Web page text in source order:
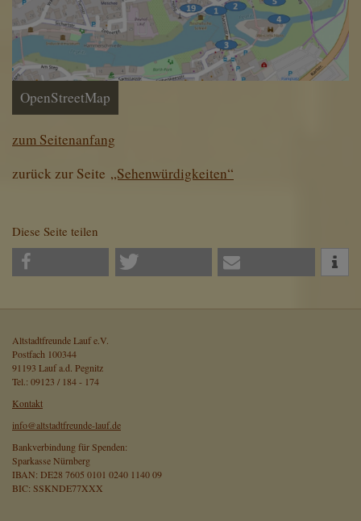
OpenStreetMap
zum Seitenanfang
zurück zur Seite „Sehenwürdigkeiten“
Diese Seite teilen
Altstadtfreunde Lauf e.V.
Postfach 100344
91193 Lauf a.d. Pegnitz
Tel.: 09123 / 184 - 174
Kontakt
info@altstadtfreunde-lauf.de
Bankverbindung für Spenden:
Sparkasse Nürnberg
IBAN: DE28 7605 0101 0240 1140 09
BIC: SSKNDE77XXX